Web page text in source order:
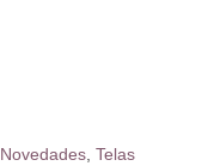
Novedades, Telas